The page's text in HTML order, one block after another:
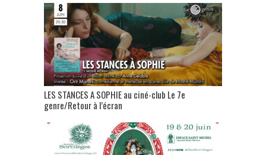
LES STANCES A SOPHIE au ciné-club Le 7e
genre/Retour à l’écran